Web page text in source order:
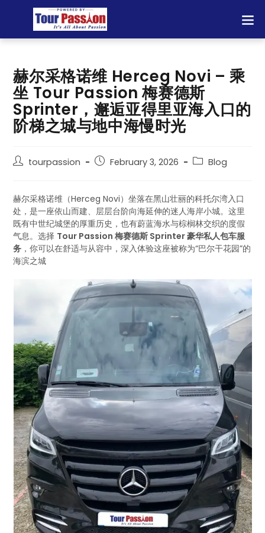
赫尔采格诺维 Herceg Novi – 乘
坐 Tour Passion 梅赛德斯
Sprinter，邂逅亚得里亚海入口的
阶梯之城与地中海慢时光
tourpassion February 3, 2026 Blog
赫尔采格诺维（Herceg Novi）坐落在黑山壮丽的科托尔湾入口
处，是一座依山而建、层层台阶向海延伸的迷人海岸小城。这里
既有中世纪城堡的厚重历史，也有蔚蓝海水与棕榈林交织的度假
气息。选择 Tour Passion 梅赛德斯 Sprinter 豪华私人包车服
务 ，你可以在舒适与从容中，深入体验这座被称为“巴尔干花园”的
海滨之城